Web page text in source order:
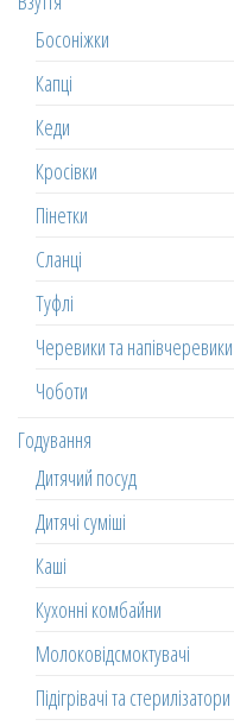
Босоніжки
Капці
Кеди
Кросівки
Пінетки
Сланці
Туфлі
Черевики та напівчеревики
Чоботи
Годування
Дитячий посуд
Дитячі суміші
Каші
Кухонні комбайни
Молоковідсмоктувачі
Підігрівачі та стерилізатори